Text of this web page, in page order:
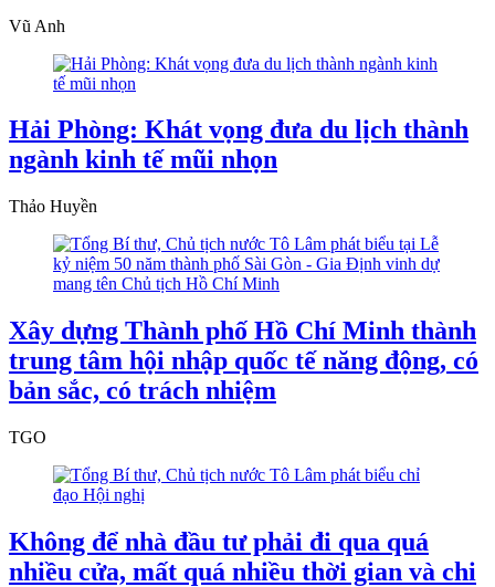
Vũ Anh
Hải Phòng: Khát vọng đưa du lịch thành
ngành kinh tế mũi nhọn
Thảo Huyền
Xây dựng Thành phố Hồ Chí Minh thành
trung tâm hội nhập quốc tế năng động, có
bản sắc, có trách nhiệm
TGO
Không để nhà đầu tư phải đi qua quá
nhiều cửa, mất quá nhiều thời gian và chi